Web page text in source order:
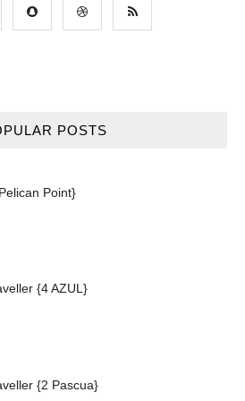
POSTS
Point}
{4 AZUL}
{2 Pascua}